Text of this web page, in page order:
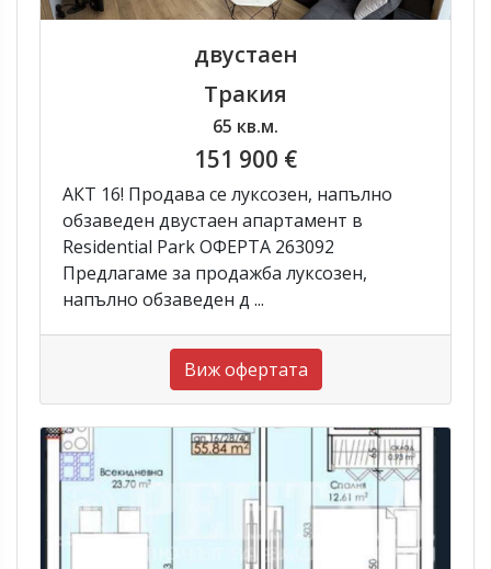
двустаен
Тракия
65 кв.м.
151 900 €
АКТ 16! Продава се луксозен, напълно
обзаведен двустаен апартамент в
Residential Park ОФЕРТА 263092
Предлагаме за продажба луксозен,
напълно обзаведен д ...
Виж офертата